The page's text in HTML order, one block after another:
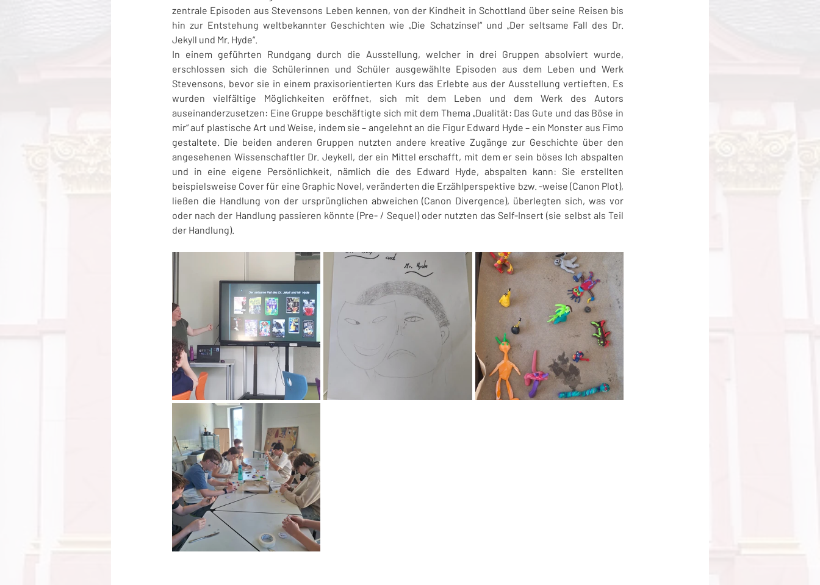
zentrale Episoden aus Stevensons Leben kennen, von der Kindheit in Schottland über seine Reisen bis
hin zur Entstehung weltbekannter Geschichten wie „Die Schatzinsel“ und „Der seltsame Fall des Dr.
Jekyll und Mr. Hyde“.
In einem geführten Rundgang durch die Ausstellung, welcher in drei Gruppen absolviert wurde,
erschlossen sich die Schülerinnen und Schüler ausgewählte Episoden aus dem Leben und Werk
Stevensons, bevor sie in einem praxisorientierten Kurs das Erlebte aus der Ausstellung vertieften. Es
wurden vielfältige Möglichkeiten eröffnet, sich mit dem Leben und dem Werk des Autors
auseinanderzusetzen: Eine Gruppe beschäftigte sich mit dem Thema „Dualität: Das Gute und das Böse in
mir“ auf plastische Art und Weise, indem sie – angelehnt an die Figur Edward Hyde – ein Monster aus Fimo
gestaltete. Die beiden anderen Gruppen nutzten andere kreative Zugänge zur Geschichte über den
angesehenen Wissenschaftler Dr. Jeykell, der ein Mittel erschafft, mit dem er sein böses Ich abspalten
und in eine eigene Persönlichkeit, nämlich die des Edward Hyde, abspalten kann: Sie erstellten
beispielsweise Cover für eine Graphic Novel, veränderten die Erzählperspektive bzw. -weise (Canon Plot),
ließen die Handlung von der ursprünglichen abweichen (Canon Divergence), überlegten sich, was vor
oder nach der Handlung passieren könnte (Pre- / Sequel) oder nutzten das Self-Insert (sie selbst als Teil
der Handlung).